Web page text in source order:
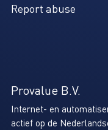
Report abuse
Provalue B.V.
Internet- en
actief op de